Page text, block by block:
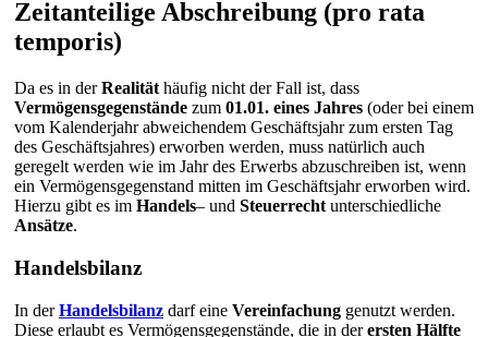
Zeitanteilige Abschreibung (pro rata
temporis)
Da es in derRealität häufig nicht der Fall ist, dass
Vermögensgegenstände zum 01.01. eines Jahres (oder bei einem
vom Kalenderjahr abweichendem Geschäftsjahr zum ersten Tag
des Geschäftsjahres) erworben werden, muss natürlich auch
geregelt werden wie im Jahr des Erwerbs abzuschreiben ist, wenn
ein Vermögensgegenstand mitten im Geschäftsjahr erworben wird.
Hierzu gibt es im Handels– und Steuerrecht unterschiedliche
Ansätze.
Handelsbilanz
In derHandelsbilanz darf eine Vereinfachung genutzt werden.
Diese erlaubt es Vermögensgegenstände, die in derersten Hälfte